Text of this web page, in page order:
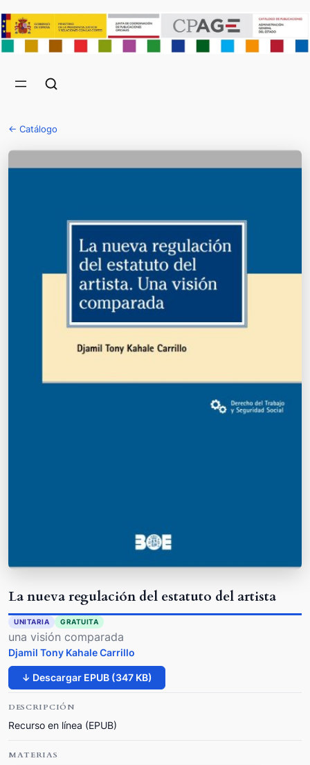
← Catálogo
La nueva regulación del estatuto del artista
UNITARIA GRATUITA
una visión comparada
Djamil Tony Kahale Carrillo
↓ Descargar EPUB (347 KB)
DESCRIPCIÓN
Recurso en línea (EPUB)
MATERIAS